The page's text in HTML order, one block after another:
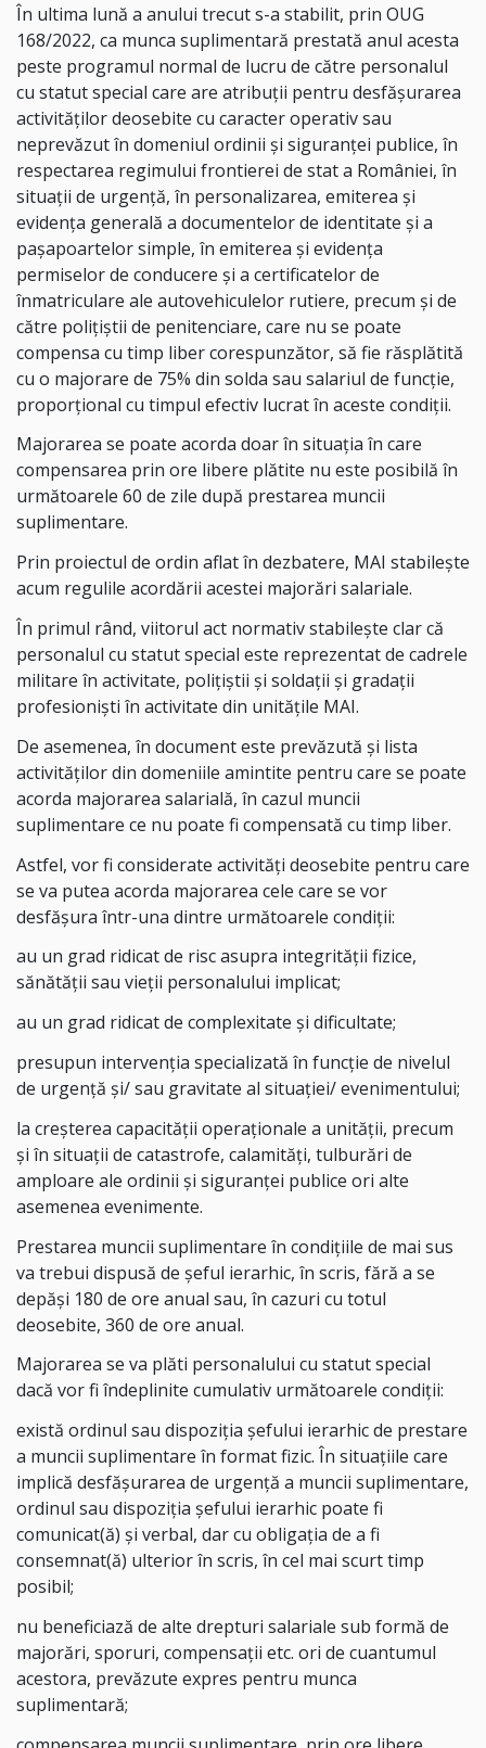
În ultima lună a anului trecut s-a stabilit, prin OUG
168/2022, ca munca suplimentară prestată anul acesta
peste programul normal de lucru de către personalul
cu statut special care are atribuţii pentru desfăşurarea
activităţilor deosebite cu caracter operativ sau
neprevăzut în domeniul ordinii şi siguranţei publice, în
respectarea regimului frontierei de stat a României, în
situaţii de urgenţă, în personalizarea, emiterea şi
evidenţa generală a documentelor de identitate şi a
paşapoartelor simple, în emiterea şi evidenţa
permiselor de conducere şi a certificatelor de
înmatriculare ale autovehiculelor rutiere, precum şi de
către poliţiştii de penitenciare, care nu se poate
compensa cu timp liber corespunzător, să fie răsplătită
cu o majorare de 75% din solda sau salariul de funcţie,
proporţional cu timpul efectiv lucrat în aceste condiţii.
Majorarea se poate acorda doar în situația în care
compensarea prin ore libere plătite nu este posibilă în
următoarele 60 de zile după prestarea muncii
suplimentare.
Prin proiectul de ordin aflat în dezbatere, MAI stabilește
acum regulile acordării acestei majorări salariale.
În primul rând, viitorul act normativ stabilește clar că
personalul cu statut special este reprezentat de cadrele
militare în activitate, poliţiştii şi soldaţii şi gradaţii
profesionişti în activitate din unităţile MAI.
De asemenea, în document este prevăzută și lista
activităților din domeniile amintite pentru care se poate
acorda majorarea salarială, în cazul muncii
suplimentare ce nu poate fi compensată cu timp liber.
Astfel, vor fi considerate activităţi deosebite pentru care
se va putea acorda majorarea cele care se vor
desfășura într-una dintre următoarele condiții:
au un grad ridicat de risc asupra integrităţii fizice,
sănătăţii sau vieţii personalului implicat;
au un grad ridicat de complexitate şi dificultate;
presupun intervenţia specializată în funcţie de nivelul
de urgenţă şi/ sau gravitate al situaţiei/ evenimentului;
la creşterea capacităţii operaţionale a unităţii, precum
şi în situaţii de catastrofe, calamităţi, tulburări de
amploare ale ordinii şi siguranţei publice ori alte
asemenea evenimente.
Prestarea muncii suplimentare în condiţiile de mai sus
va trebui dispusă de şeful ierarhic, în scris, fără a se
depăşi 180 de ore anual sau, în cazuri cu totul
deosebite, 360 de ore anual.
Majorarea se va plăti personalului cu statut special
dacă vor fi îndeplinite cumulativ următoarele condiţii:
există ordinul sau dispoziţia şefului ierarhic de prestare
a muncii suplimentare în format fizic. În situaţiile care
implică desfăşurarea de urgenţă a muncii suplimentare,
ordinul sau dispoziţia şefului ierarhic poate fi
comunicat(ă) şi verbal, dar cu obligaţia de a fi
consemnat(ă) ulterior în scris, în cel mai scurt timp
posibil;
nu beneficiază de alte drepturi salariale sub formă de
majorări, sporuri, compensaţii etc. ori de cuantumul
acestora, prevăzute expres pentru munca
suplimentară;